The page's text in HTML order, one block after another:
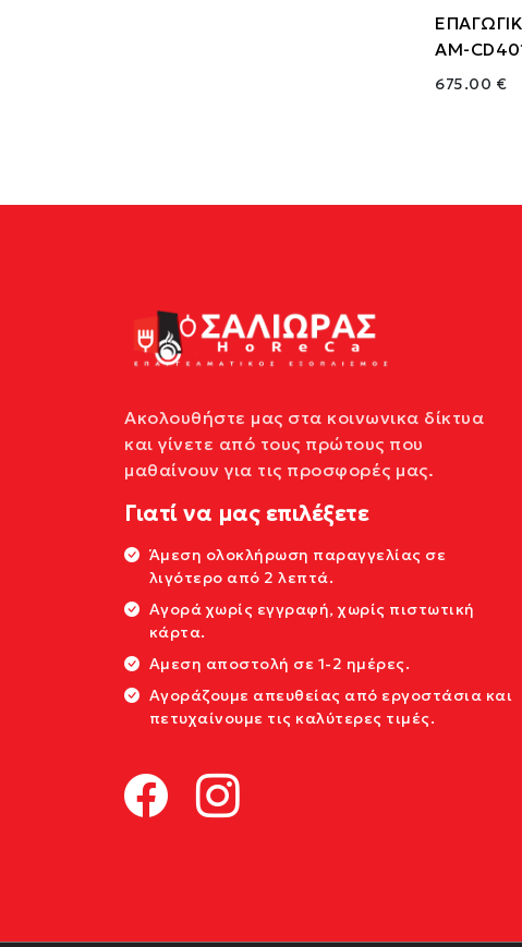
AM-
675.00 €
Ακολουθήστε μας στα κοινωνικα δίκτυα
και γίνετε από τους πρώτους που
μαθαίνουν για τις προσφορές μας.
Γιατί να μας επιλέξετε
Άμεση ολοκλήρωση παραγγελίας σε
λιγότερο από 2 λεπτά.
Αγορά χωρίς εγγραφή, χωρίς πιστωτική
κάρτα.
Αμεση αποστολή σε 1-2 ημέρες.
Αγοράζουμε απευθείας από εργοστάσια και
πετυχαίνουμε τις καλύτερες τιμές.